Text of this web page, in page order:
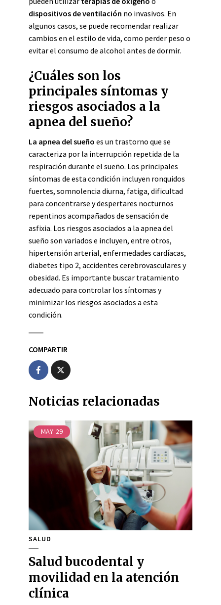
dispositivos de ventilación no invasivos. En
algunos casos, se puede recomendar realizar
cambios en el estilo de vida, como perder peso o
evitar el consumo de alcohol antes de dormir.
¿Cuáles son los
principales síntomas y
riesgos asociados a la
apnea del sueño?
La apnea del sueño es un trastorno que se
caracteriza por la interrupción repetida de la
respiración durante el sueño. Los principales
síntomas de esta condición incluyen ronquidos
fuertes, somnolencia diurna, fatiga, dificultad
para concentrarse y despertares nocturnos
repentinos acompañados de sensación de
asfixia. Los riesgos asociados a la apnea del
sueño son variados e incluyen, entre otros,
hipertensión arterial, enfermedades cardíacas,
diabetes tipo 2, accidentes cerebrovasculares y
obesidad. Es importante buscar tratamiento
adecuado para controlar los síntomas y
minimizar los riesgos asociados a esta
condición.
COMPARTIR
Noticias relacionadas
MAY 29
SALUD
Salud bucodental y
movilidad en la atención
clínica